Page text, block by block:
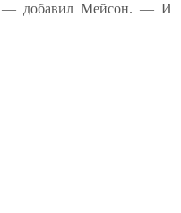
— добавил Мейсон. — И